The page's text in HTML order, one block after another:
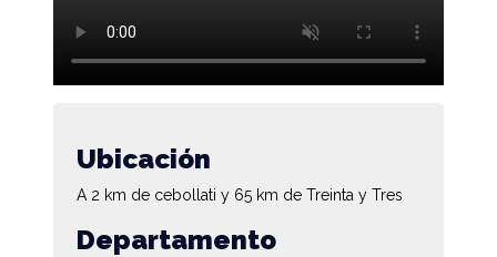
Ubicación
A 2 km de cebollati y 65 km de Treinta y Tres
Departamento